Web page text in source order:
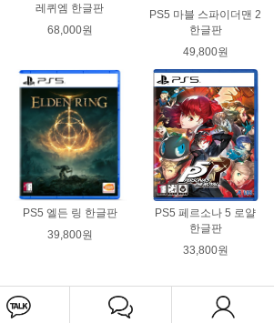
레퀴엠 한글판
68,000원
PS5 마블 스파이더맨 2
한글판
49,800원
PS5 엘든 링 한글판
39,800원
PS5 페르소나 5 로얄
한글판
33,800원